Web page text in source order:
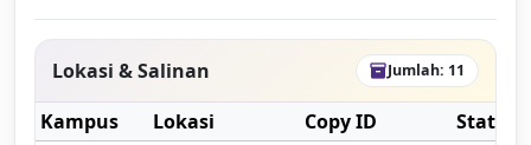
Lokasi & Salinan inventory_2Jumlah: 11
Kampus Lokasi Copy ID Status